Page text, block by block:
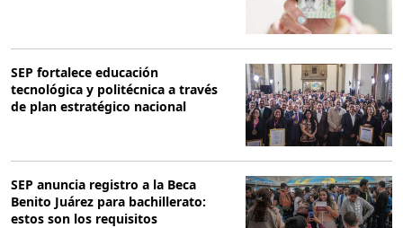
SEP fortalece educación
tecnológica y politécnica a través
de plan estratégico nacional
SEP anuncia registro a la Beca
Benito Juárez para bachillerato:
estos son los requisitos